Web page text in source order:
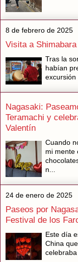
8 de febrero de 2025
Visita a Shimabara
Tras la
habían
excursión
Nagasaki:
Teramachi y
Valentín
Cuando
mi mente
n...
24 de enero de 2025
Paseos por
Festival de los
Este día
China
celebraba